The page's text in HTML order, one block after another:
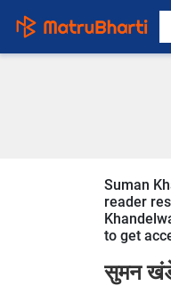
Suman
reader
to get
सुमन